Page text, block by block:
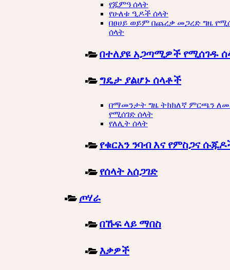
የጁምዓ ሰላት
የሁለቱ ዒዶች ሰላት
በፀሀይ ወይም በጨረቃ መጋረድ ግዜ
ሰላት
በተለያዩ አጋጣሚዎች የሚሰገዱ
ግዴታ ያልሆኑ ሰላቶች
በማመንታት ግዜ ትክክለኛ ምርጫን
የሚሰገድ ሰላት
የለሊት ሰላት
የቁርአን ንባብ እና የምስጋና
የሰላት አሰጋገድ
ጦሃራ
በኹፍ ላይ ማበስ
እቃዎች